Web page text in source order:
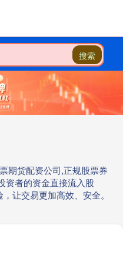
搜索
期货配资公司,正规股票券
资者的资金直接流入股
让交易更加高效、安全。